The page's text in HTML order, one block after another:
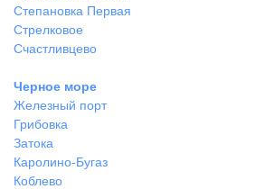
Степановка Первая
Стрелковое
Счастливцево
Черное море
Железный порт
Грибовка
Затока
Каролино-Бугаз
Коблево